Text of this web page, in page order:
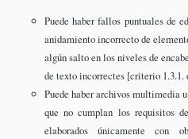
Puede haber fallos puntuales de
anidamiento incorrecto de
algún salto en los niveles de
de texto incorrectes [criterio 1.3.1.
Puede haber archivos multimedia
que no cumplan los requisitos
elaborados únicamente con